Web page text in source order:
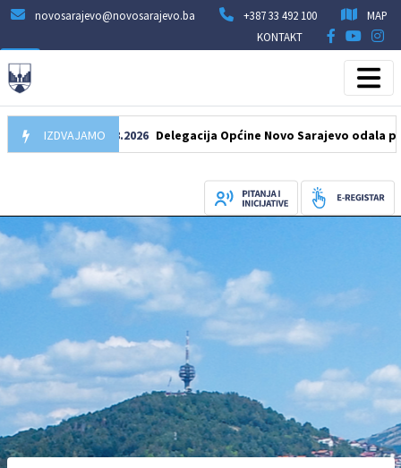
novosarajevo@novosarajevo.ba +387 33 492 100
MAP
KONTAKT
IZDVAJAMO
07.08.2026 Delegacija Općine Novo Sarajevo odala počast